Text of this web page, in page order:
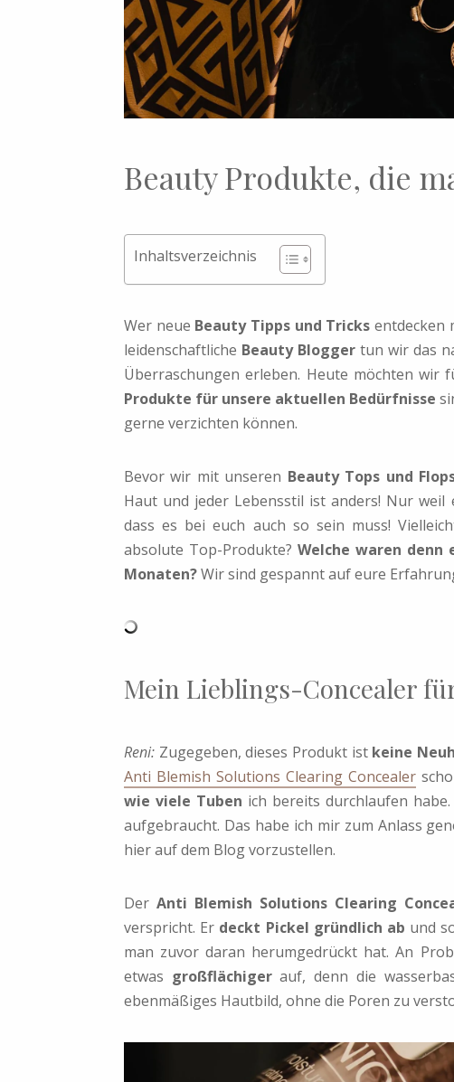
Beauty Produkte, die
Inhaltsverzeichnis
Wer neue Beauty Tipps und Tricks entdecken
leidenschaftliche Beauty Bloggertun wir das
Überraschungen erleben. Heute möchten wir
Produkte für unsere aktuellen Bedürfnisse
gerne verzichten können.
Bevor wir mit unseren Beauty Tops und
Haut und jeder Lebensstil ist anders! Nur
dass es bei euch auch so sein muss!
absolute Top-Produkte? Welche waren denn
Monaten?Wir sind gespannt auf eure
Mein Lieblings-Concealer
Reni: Zugegeben, dieses Produkt ist keine
Anti Blemish Solutions Clearing Concealer
wie viele Tuben ich bereits durchlaufen
aufgebraucht. Das habe ich mir zum Anlass
hier auf dem Blog vorzustellen.
Der Anti Blemish Solutions Clearing
verspricht. Er deckt Pickel gründlich ab und
man zuvor daran herumgedrückt hat. An
etwas großflächigerauf, denn die
ebenmäßiges Hautbild, ohne die Poren zu